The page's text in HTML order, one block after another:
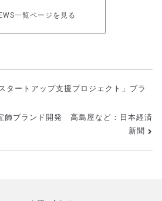
一覧ページを見る
タートアップ支援プロジェクト」ブラ
飾ブランド開発 高島屋など：日本経済
新聞